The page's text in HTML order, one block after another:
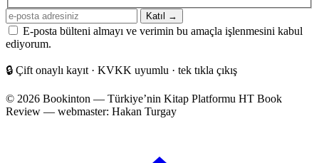
E-
posta
adresiniz
Katıl →
E-posta bülteni almayı ve verimin bu amaçla işlenmesini kabul
ediyorum.
🔒 Çift onaylı kayıt · KVKK uyumlu · tek tıkla çıkış
© 2026 Bookinton — Türkiye’nin Kitap Platformu HT Book
Review — webmaster: Hakan Turgay